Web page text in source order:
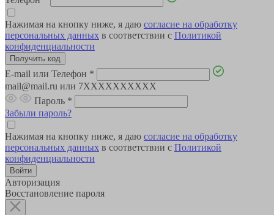
Нажимая на кнопку ниже, я даю согласие на обработку
персональных данных в соответствии с Политикой
конфиденциальности
E-mail или Телефон *
mail@mail.ru или 7XXXXXXXXXX
Пароль *
Забыли пароль?
Нажимая на кнопку ниже, я даю согласие на обработку
персональных данных в соответствии с Политикой
конфиденциальности
Авторизация
Восстановление пароля